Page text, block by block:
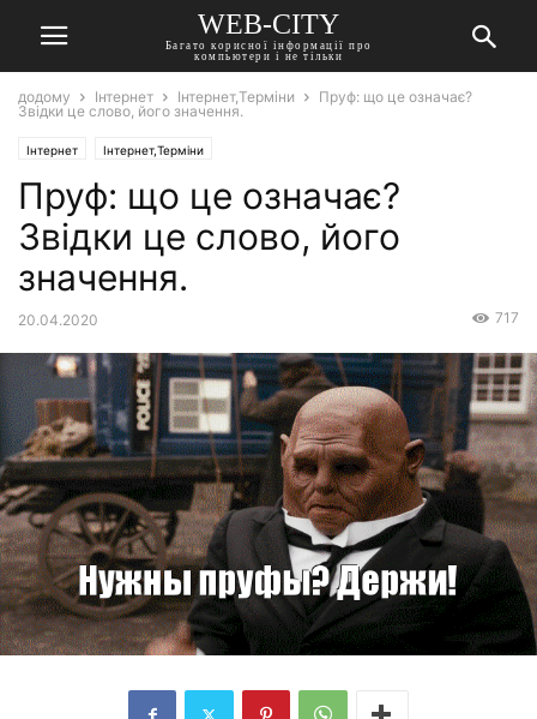
WEB-CITY
Багато корисної інформації про
компьютери і не тільки
додому Інтернет Інтернет,Терміни
Пруф: що це означає?
Звідки це слово, його значення.
Інтернет Інтернет,Терміни
Пруф: що це означає?
Звідки це слово, його
значення.
20.04.2020 717